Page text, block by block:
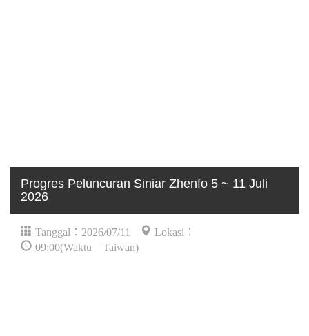
Progres Peluncuran Siniar Zhenfo 5 ~ 11 Juli
2026
Tanggal：2026/07/11
Lokasi：
09:00(Waktu Taiwan)